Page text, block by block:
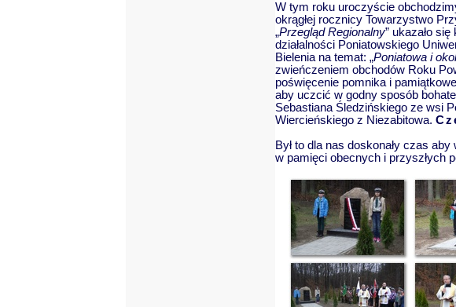
W tym roku uroczyście
okrągłej rocznicy Towarzystwo
„Przegląd Regionalny” ukazało
działalności Poniatowskiego
Bielenia na temat: „Poniatowa i
zwieńczeniem obchodów Roku
poświęcenie pomnika i
aby uczcić w godny sposób
Sebastiana Śledzińskiego ze wsi
Wiercieńskiego z Niezabitowa.
Był to dla nas doskonały czas
w pamięci obecnych i przyszłych